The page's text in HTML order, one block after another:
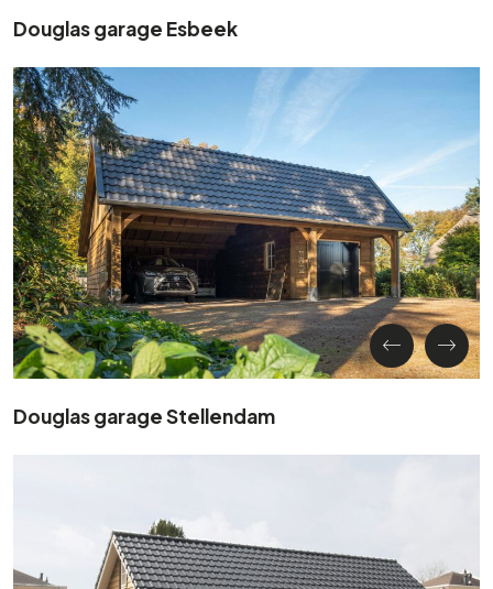
Douglas garage Esbeek
Douglas garage Stellendam